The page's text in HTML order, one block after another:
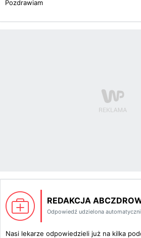
Pozdrawiam
REDAKCJA
Odpowiedź udzielona
Nasi lekarze odpowiedzieli już na kilka